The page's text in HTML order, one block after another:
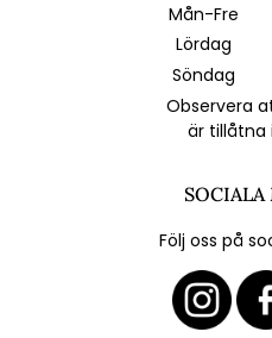
Mån-Fre
Lördag
Söndag
Observera
är tillåtna
SOCIALA
Följ oss på